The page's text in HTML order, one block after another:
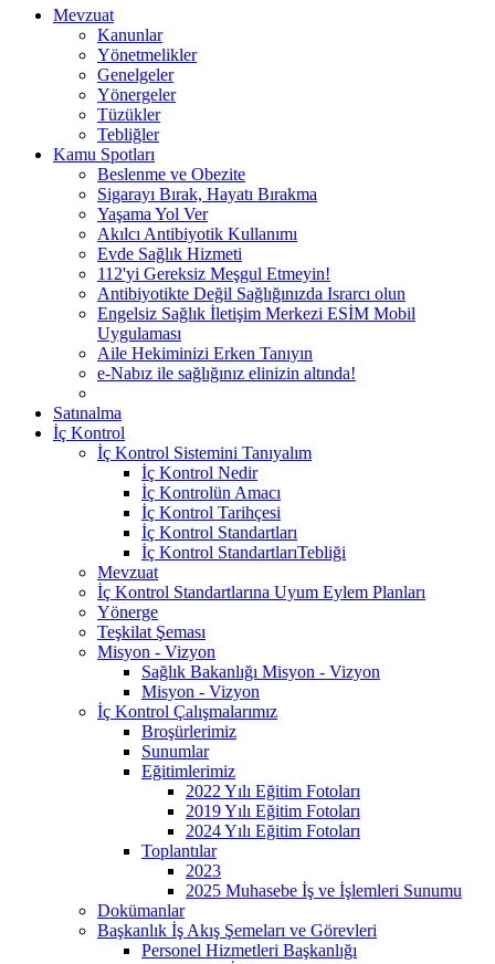
Mevzuat
Kanunlar
Yönetmelikler
Genelgeler
Yönergeler
Tüzükler
Tebliğler
Kamu Spotları
Beslenme ve Obezite
Sigarayı Bırak, Hayatı Bırakma
Yaşama Yol Ver
Akılcı Antibiyotik Kullanımı
Evde Sağlık Hizmeti
112'yi Gereksiz Meşgul Etmeyin!
Antibiyotikte Değil Sağlığınızda Israrcı olun
Engelsiz Sağlık İletişim Merkezi ESİM Mobil
Uygulaması
Aile Hekiminizi Erken Tanıyın
e-Nabız ile sağlığınız elinizin altında!
Satınalma
İç Kontrol
İç Kontrol Sistemini Tanıyalım
İç Kontrol Nedir
İç Kontrolün Amacı
İç Kontrol Tarihçesi
İç Kontrol Standartları
İç Kontrol StandartlarıTebliği
Mevzuat
İç Kontrol Standartlarına Uyum Eylem Planları
Yönerge
Teşkilat Şeması
Misyon - Vizyon
Sağlık Bakanlığı Misyon - Vizyon
Misyon - Vizyon
İç Kontrol Çalışmalarımız
Broşürlerimiz
Sunumlar
Eğitimlerimiz
2022 Yılı Eğitim Fotoları
2019 Yılı Eğitim Fotoları
2024 Yılı Eğitim Fotoları
Toplantılar
2023
2025 Muhasebe İş ve İşlemleri Sunumu
Dokümanlar
Başkanlık İş Akış Şemeları ve Görevleri
Personel Hizmetleri Başkanlığı